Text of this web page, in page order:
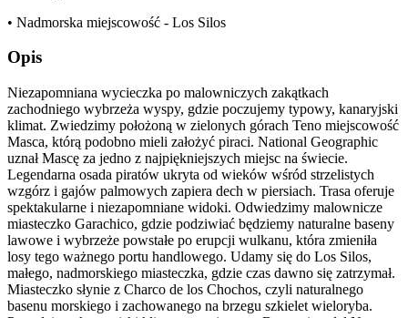
• Nadmorska miejscowość - Los Silos
Opis
Niezapomniana wycieczka po malowniczych zakątkach
zachodniego wybrzeża wyspy, gdzie poczujemy typowy, kanaryjski
klimat. Zwiedzimy położoną w zielonych górach Teno miejscowość
Masca, którą podobno mieli założyć piraci. National Geographic
uznał Mascę za jedno z najpiękniejszych miejsc na świecie.
Legendarna osada piratów ukryta od wieków wśród strzelistych
wzgórz i gajów palmowych zapiera dech w piersiach. Trasa oferuje
spektakularne i niezapomniane widoki. Odwiedzimy malownicze
miasteczko Garachico, gdzie podziwiać będziemy naturalne baseny
lawowe i wybrzeże powstałe po erupcji wulkanu, która zmieniła
losy tego ważnego portu handlowego. Udamy się do Los Silos,
małego, nadmorskiego miasteczka, gdzie czas dawno się zatrzymał.
Miasteczko słynie z Charco de los Chochos, czyli naturalnego
basenu morskiego i zachowanego na brzegu szkielet wieloryba.